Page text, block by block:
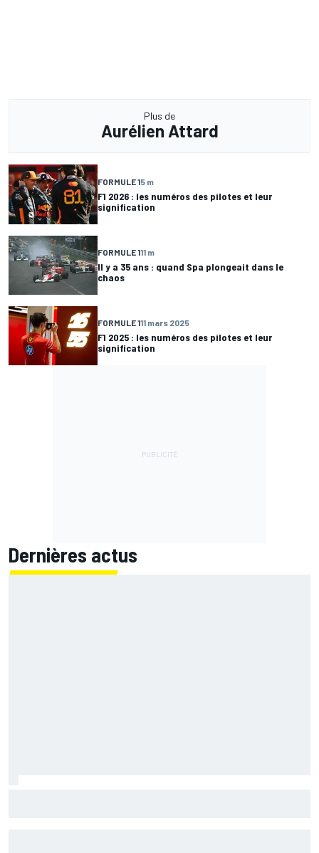
Plus de
Aurélien Attard
FORMULE 15 m
F1 2026 : les numéros des pilotes et leur
signification
FORMULE 111 m
Il y a 35 ans : quand Spa plongeait dans le
chaos
FORMULE 111 mars 2025
F1 2025 : les numéros des pilotes et leur
signification
Dernières actus